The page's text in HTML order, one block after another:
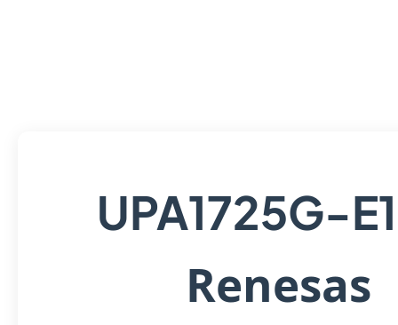
UPA1725G-
Renesas